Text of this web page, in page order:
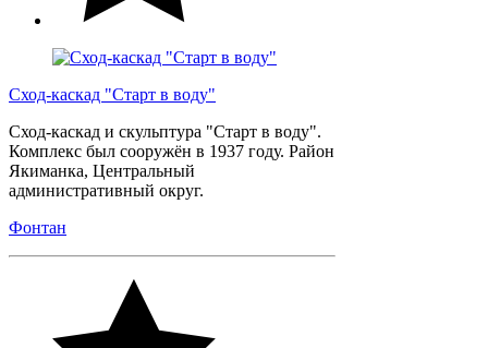
Сход-каскад "Старт в воду"
Сход-каскад и скульптура "Старт в воду".
Комплекс был сооружён в 1937 году. Район
Якиманка, Центральный
административный округ.
Фонтан